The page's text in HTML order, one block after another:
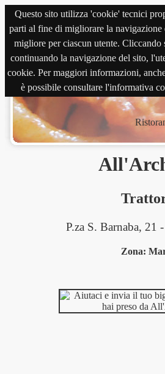
Questo sito utilizza 'cookie' tecnici
parti al fine di migliorare la
migliore per ciascun utente. Cliccando
continuando la navigazione del sito,
cookie. Per maggiori informazioni,
è possibile consultare l'informativa
P.za S. Barnaba, 21
Zona: